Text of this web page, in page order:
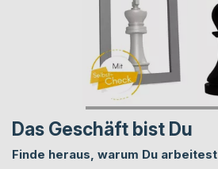
Das Geschäft bist Du
Finde heraus, warum Du arbeitest